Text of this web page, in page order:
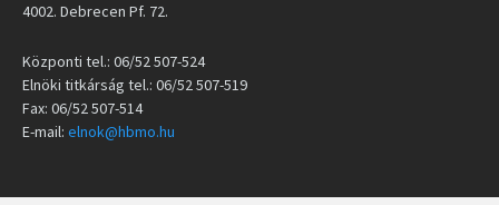
4002. Debrecen Pf. 72.
Központi tel.: 06/52 507-524
Elnöki titkárság tel.: 06/52 507-519
Fax: 06/52 507-514
E-mail: elnok@hbmo.hu